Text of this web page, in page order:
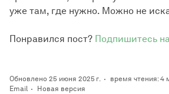
уже там, где нужно. Можно не
Понравился пост? Подпишитесь
Обновлено 25 июня 2025 г. время чтения: 4
Email
Новая версия